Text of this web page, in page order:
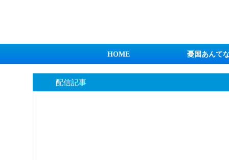
HOME 憂国あんて
配信記事